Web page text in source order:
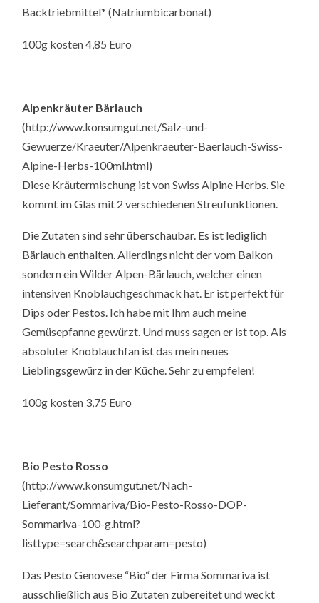
Backtriebmittel* (Natriumbicarbonat)
100g kosten 4,85 Euro
Alpenkräuter Bärlauch
(http://www.konsumgut.net/Salz-und-
Gewuerze/Kraeuter/Alpenkraeuter-Baerlauch-Swiss-
Alpine-Herbs-100ml.html)
Diese Kräutermischung ist von Swiss Alpine Herbs. Sie
kommt im Glas mit 2 verschiedenen Streufunktionen.
Die Zutaten sind sehr überschaubar. Es ist lediglich
Bärlauch enthalten. Allerdings nicht der vom Balkon
sondern ein Wilder Alpen-Bärlauch, welcher einen
intensiven Knoblauchgeschmack hat. Er ist perfekt für
Dips oder Pestos. Ich habe mit Ihm auch meine
Gemüsepfanne gewürzt. Und muss sagen er ist top. Als
absoluter Knoblauchfan ist das mein neues
Lieblingsgewürz in der Küche. Sehr zu empfelen!
100g kosten 3,75 Euro
Bio Pesto Rosso
(http://www.konsumgut.net/Nach-
Lieferant/Sommariva/Bio-Pesto-Rosso-DOP-
Sommariva-100-g.html?
listtype=search&searchparam=pesto)
Das Pesto Genovese “Bio“ der Firma Sommariva ist
ausschließlich aus Bio Zutaten zubereitet und weckt